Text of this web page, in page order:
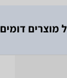
מוצרים דומים